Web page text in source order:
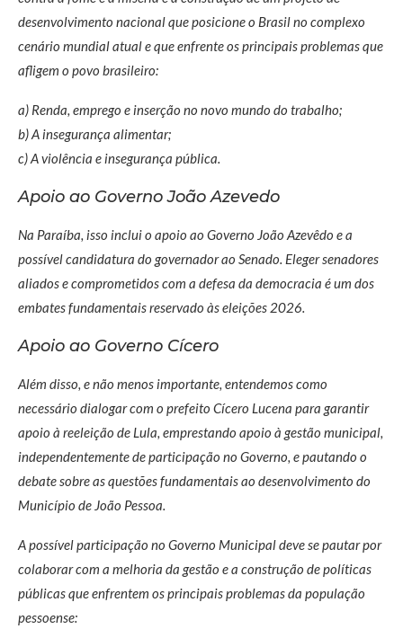
desenvolvimento nacional que posicione o Brasil no complexo
cenário mundial atual e que enfrente os principais problemas que
afligem o povo brasileiro:
a) Renda, emprego e inserção no novo mundo do trabalho;
b) A insegurança alimentar;
c) A violência e insegurança pública.
Apoio ao Governo João Azevedo
Na Paraíba, isso inclui o apoio ao Governo João Azevêdo e a
possível candidatura do governador ao Senado. Eleger senadores
aliados e comprometidos com a defesa da democracia é um dos
embates fundamentais reservado às eleições 2026.
Apoio ao Governo Cícero
Além disso, e não menos importante, entendemos como
necessário dialogar com o prefeito Cícero Lucena para garantir
apoio à reeleição de Lula, emprestando apoio à gestão municipal,
independentemente de participação no Governo, e pautando o
debate sobre as questões fundamentais ao desenvolvimento do
Município de João Pessoa.
A possível participação no Governo Municipal deve se pautar por
colaborar com a melhoria da gestão e a construção de políticas
públicas que enfrentem os principais problemas da população
pessoense: